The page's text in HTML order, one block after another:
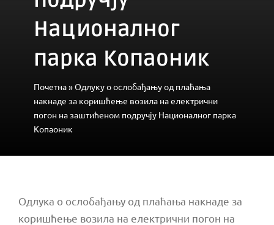
Националног
парка Копаоник
Почетна»Одлуку о ослобађању од плаћања
накнаде за коришћење возила на електрични
погон на заштићеном подручју Националног парка
Копаоник
Одлука о ослобађању од плаћања накнаде за
коришћење возила на електрични погон на